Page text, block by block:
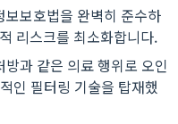
보보호법을 완벽히 준수하
리스크를 최소화합니다.
과 같은 의료 행위로 오인
인 필터링 기술을 탑재했